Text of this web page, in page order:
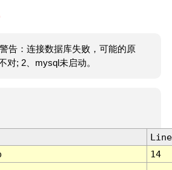
告：连接数据库失败，可能的原
对; 2、mysql未启动。
Line
14